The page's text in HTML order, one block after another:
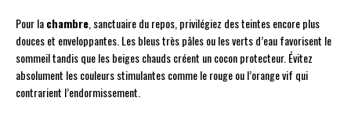
Pour lachambre, sanctuaire du repos, privilégiez des teintes encore plus
douces et enveloppantes. Les bleus très pâles ou les verts d’eau favorisent le
sommeil tandis que les beiges chauds créent un cocon protecteur. Évitez
absolument les couleurs stimulantes comme le rouge ou l’orange vif qui
contrarient l’endormissement.